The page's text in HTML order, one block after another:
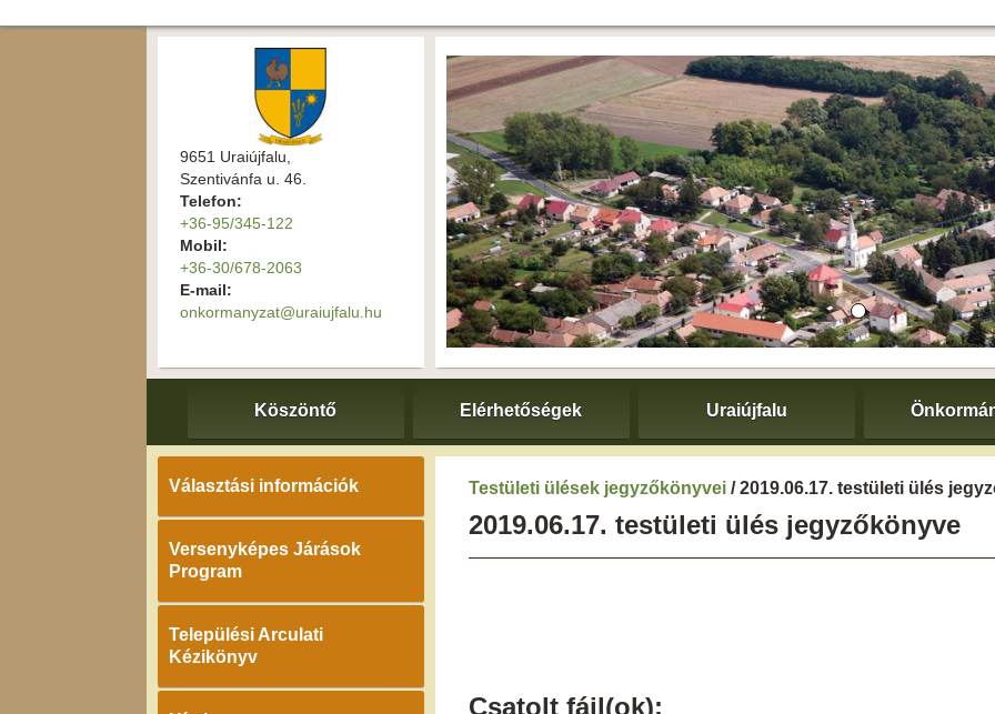
9651 Uraiújfalu,
Szentivánfa u. 46.
Telefon:
+36-95/345-122
Mobil:
+36-30/678-2063
E-mail:
onkormanyzat@uraiujfalu.hu
Köszöntő Elérhetőségek Uraiújfalu
Választási információk
Versenyképes Járások
Program
Települési Arculati
Kézikönyv
Testületi ülések jegyzőkönyvei / 2019.06.17. testületi ülés
2019.06.17. testületi ülés jegyzőkönyve
Csatolt fájl(ok):